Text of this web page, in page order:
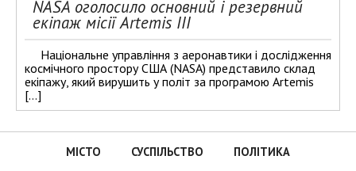
NASA оголосило основний і резервний
екіпаж місії Artemis III
Національне управління з аеронавтики і дослідження
космічного простору США (NASA) представило склад
екіпажу, який вирушить у політ за програмою Artemis
[…]
МІСТО СУСПІЛЬСТВО
ПОЛІТИКА